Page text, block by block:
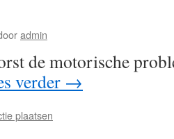
admin
de motorische
verder →
plaatsen